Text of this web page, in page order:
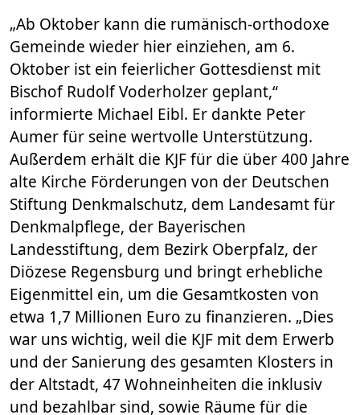
„Ab Oktober kann die rumänisch-orthodoxe
Gemeinde wieder hier einziehen, am 6.
Oktober ist ein feierlicher Gottesdienst mit
Bischof Rudolf Voderholzer geplant,“
informierte Michael Eibl. Er dankte Peter
Aumer für seine wertvolle Unterstützung.
Außerdem erhält die KJF für die über 400 Jahre
alte Kirche Förderungen von der Deutschen
Stiftung Denkmalschutz, dem Landesamt für
Denkmalpflege, der Bayerischen
Landesstiftung, dem Bezirk Oberpfalz, der
Diözese Regensburg und bringt erhebliche
Eigenmittel ein, um die Gesamtkosten von
etwa 1,7 Millionen Euro zu finanzieren. „Dies
war uns wichtig, weil die KJF mit dem Erwerb
und der Sanierung des gesamten Klosters in
der Altstadt, 47 Wohneinheiten die inklusiv
und bezahlbar sind, sowie Räume für die